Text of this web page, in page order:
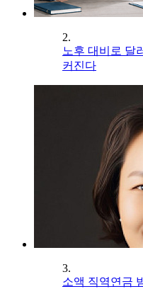
2.
노후 대비로 달
커진다
3.
소액 직역연금